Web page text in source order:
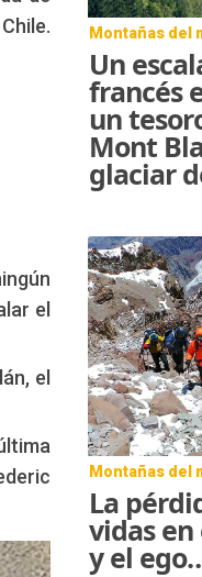
el
el
Montañas del
Un
francés
un
Mont
glaciar
Montañas del
La
vidas en
y el